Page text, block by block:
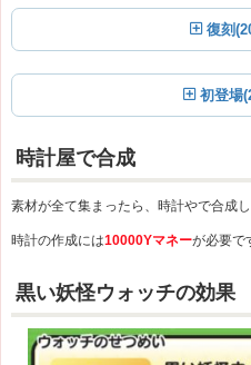
復刻
初登場
時計屋で合成
素材が全て集まったら、時計やで合成し
時計の作成には10000Yマネーが必要で
黒い妖怪ウォッチの効果